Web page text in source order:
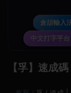
倉頡輸入
中文打字平台
【孚】速成